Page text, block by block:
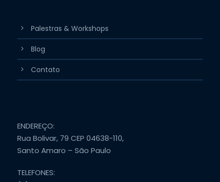
Palestras & Workshops
Blog
Contato
ENDEREÇO:
Rua Bolivar, 79 CEP 04638-110,
Santo Amaro – São Paulo
TELEFONES: